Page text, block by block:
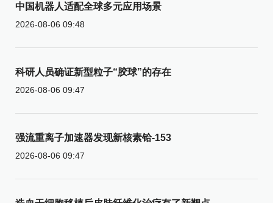
中国机器人适配全球多元应用场景
2026-08-06 09:48
科研人员确证新型粒子“胶球”的存在
2026-08-06 09:47
强流重离子加速器发现新核素铪-153
2026-08-06 09:47